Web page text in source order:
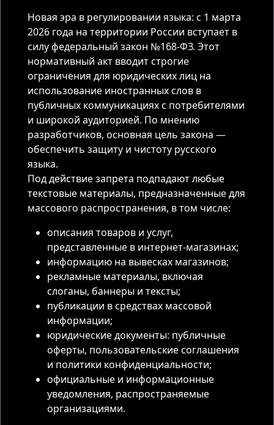
Новая эра в регулировании языка: с 1 марта
2026 года на территории России вступает в
силу федеральный закон №168-ФЗ. Этот
нормативный акт вводит строгие
ограничения для юридических лиц на
использование иностранных слов в
публичных коммуникациях с потребителями
и широкой аудиторией. По мнению
разработчиков, основная цель закона —
обеспечить защиту и чистоту русского
языка.
Под действие запрета подпадают любые
текстовые материалы, предназначенные для
массового распространения, в том числе:
описания товаров и услуг,
представленные в интернет-магазинах;
информацию на вывесках магазинов;
рекламные материалы, включая
слоганы, баннеры и тексты;
публикации в средствах массовой
информации;
юридические документы: публичные
оферты, пользовательские соглашения
и политики конфиденциальности;
официальные и информационные
уведомления, распространяемые
организациями.